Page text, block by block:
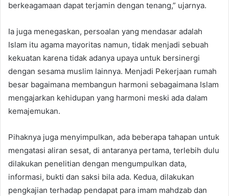
berkeagamaan dapat terjamin dengan tenang,” ujarnya.
Ia juga menegaskan, persoalan yang mendasar adalah
Islam itu agama mayoritas namun, tidak menjadi sebuah
kekuatan karena tidak adanya upaya untuk bersinergi
dengan sesama muslim lainnya. Menjadi Pekerjaan rumah
besar bagaimana membangun harmoni sebagaimana Islam
mengajarkan kehidupan yang harmoni meski ada dalam
kemajemukan.
Pihaknya juga menyimpulkan, ada beberapa tahapan untuk
mengatasi aliran sesat, di antaranya pertama, terlebih dulu
dilakukan penelitian dengan mengumpulkan data,
informasi, bukti dan saksi bila ada. Kedua, dilakukan
pengkajian terhadap pendapat para imam mahdzab dan